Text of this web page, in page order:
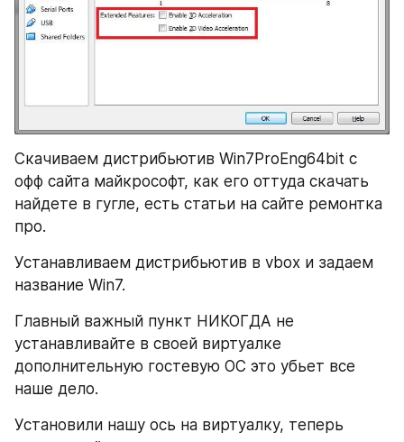
Скачиваем дистрибьютив Win7ProEng64bit c
офф сайта майкрософт, как его оттуда скачать
найдете в гугле, есть статьи на сайте ремонтка
про.
Устанавливаем дистрибьютив в vbox и задаем
название Win7.
Главный важный пункт НИКОГДА не
устанавливайте в своей виртуалке
дополнительную гостевую ОС это убьет все
наше дело.
Установили нашу ось на виртуалку, теперь